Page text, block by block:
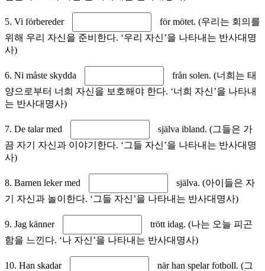
5. Vi förbereder
för mötet. (우리는 회의를
위해 우리 자신을 준비한다. ‘우리 자신’을 나타내는 반사대명
사)
6. Ni måste skydda
från solen. (너희는 태
양으로부터 너희 자신을 보호해야 한다. ‘너희 자신’을 나타내
는 반사대명사)
7. De talar med
själva ibland. (그들은 가
끔 자기 자신과 이야기한다. ‘그들 자신’을 나타내는 반사대명
사)
8. Barnen leker med
själva. (아이들은 자
기 자신과 놀이한다. ‘그들 자신’을 나타내는 반사대명사)
9. Jag känner
trött idag. (나는 오늘 피곤
함을 느낀다. ‘나 자신’을 나타내는 반사대명사)
10. Han skadar
när han spelar fotboll. (그